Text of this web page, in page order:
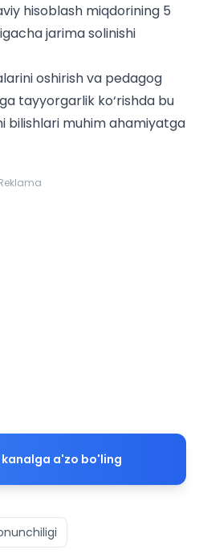
hisoblash miqdorining 5
jarima solinishi
oshirish va pedagog
tayyorgarlik ko‘rishda bu
bilishlari muhim ahamiyatga
a'zo bo'ling